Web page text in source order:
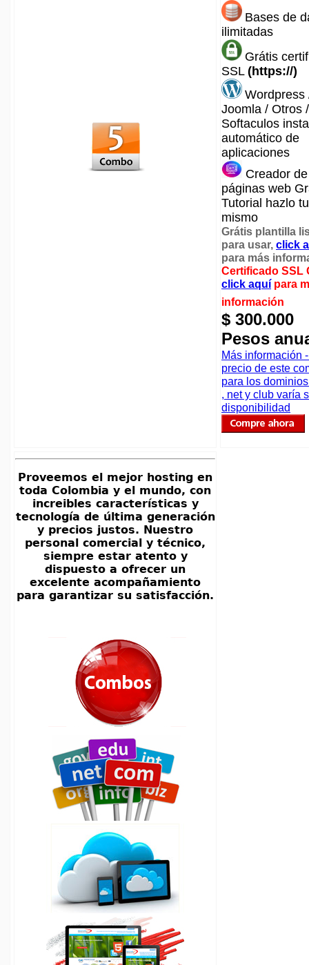
Bases de
ilimitadas
Grátis
SSL (https://)
Wordpress
Joomla / Otros /
Softaculos
automático de
aplicaciones
Creador de
páginas web
Tutorial hazlo tu
mismo
Grátis plantilla
para usar, click
para más
Certificado SSL
click aquí para
información
$ 300.000
Pesos
Más información
precio de este
para los
, net y club varía
disponibilidad
Proveemos el mejor hosting en
toda Colombia y el mundo, con
increibles características y
tecnología de última generación
y precios justos. Nuestro
personal comercial y técnico,
siempre estar atento y
dispuesto a ofrecer un
excelente acompañamiento
para garantizar su satisfacción.